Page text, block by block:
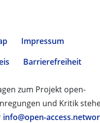
Impressum
Barrierefreiheit
zum Projekt open-
und Kritik
info@open-